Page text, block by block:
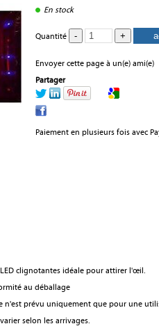
En stock
Quantité
Envoyer cette page à un(e) ami(e)
Partager
Paiement en plusieurs fois avec
clignotantes idéale pour attirer l'œil.
au déballage
n'est prévu uniquement que pour une
selon les arrivages.